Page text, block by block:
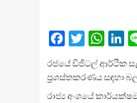
Facebook
Twitter
රජයේ ඩිජිටල් ආර්ථික
ප්‍රශස්තකරණය සඳහා
රාජ්‍ය අංශයේ